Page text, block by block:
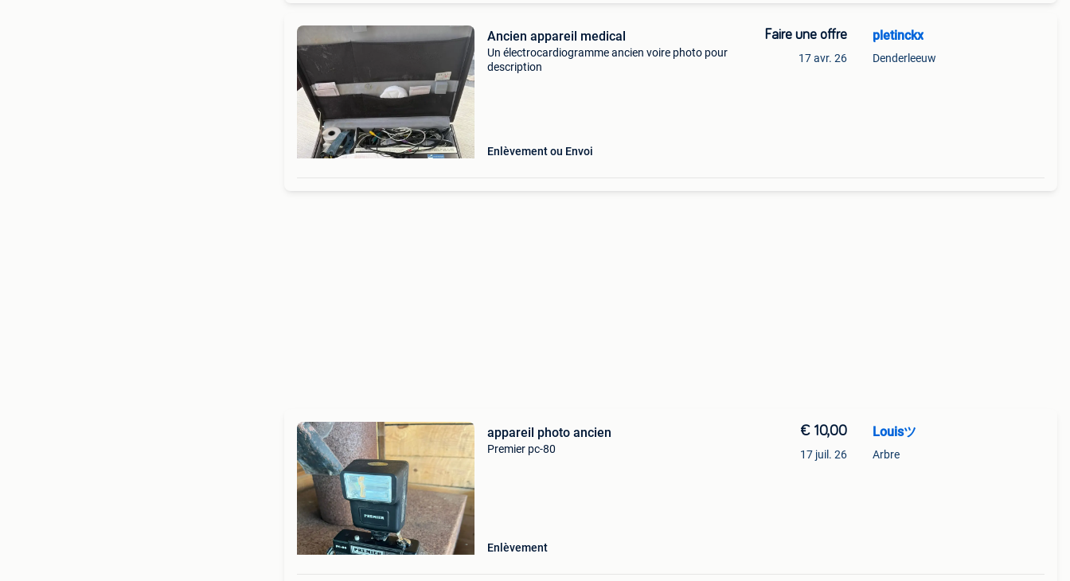
Ancien appareil medical
Un électrocardiogramme ancien voire photo pour
description
Enlèvement ou Envoi
Faire une offre
17 avr. 26
pletinckx
Denderleeuw
appareil photo ancien
Premier pc-80
Enlèvement
€ 10,00
17 juil. 26
Louisツ
Arbre